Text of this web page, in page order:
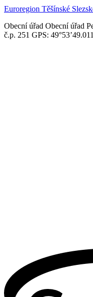
Euroregion Těšínské
Obecní úřad Obecní úřad
č.p. 251 GPS: